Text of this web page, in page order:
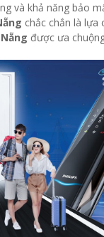
và khả năng bảo
chắc chắn là lựa
được ưa